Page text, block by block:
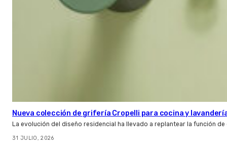
Nueva colección de grifería Cropelli para cocina y
La evolución del diseño residencial ha llevado a replantear la función
31 JULIO, 2026